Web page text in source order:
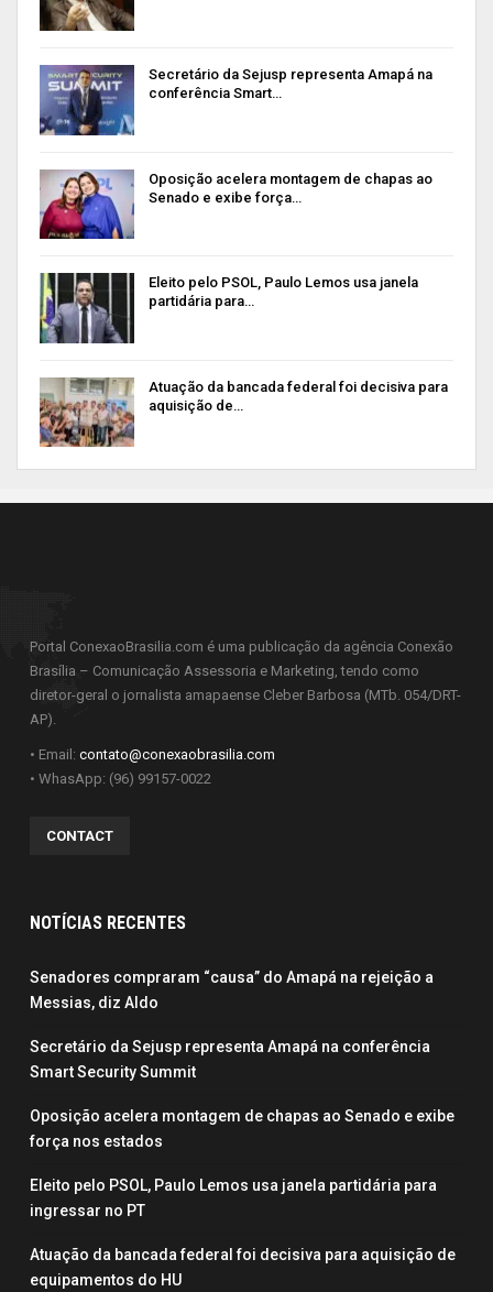
Secretário da Sejusp representa Amapá na
conferência Smart…
Oposição acelera montagem de chapas ao
Senado e exibe força…
Eleito pelo PSOL, Paulo Lemos usa janela
partidária para…
Atuação da bancada federal foi decisiva para
aquisição de…
Portal ConexaoBrasilia.com é uma publicação da agência Conexão
Brasília – Comunicação Assessoria e Marketing, tendo como
diretor-geral o jornalista amapaense Cleber Barbosa (MTb. 054/DRT-
AP).
• Email: contato@conexaobrasilia.com
• WhasApp: (96) 99157-0022
CONTACT
NOTÍCIAS RECENTES
Senadores compraram “causa” do Amapá na rejeição a
Messias, diz Aldo
Secretário da Sejusp representa Amapá na conferência
Smart Security Summit
Oposição acelera montagem de chapas ao Senado e exibe
força nos estados
Eleito pelo PSOL, Paulo Lemos usa janela partidária para
ingressar no PT
Atuação da bancada federal foi decisiva para aquisição de
equipamentos do HU